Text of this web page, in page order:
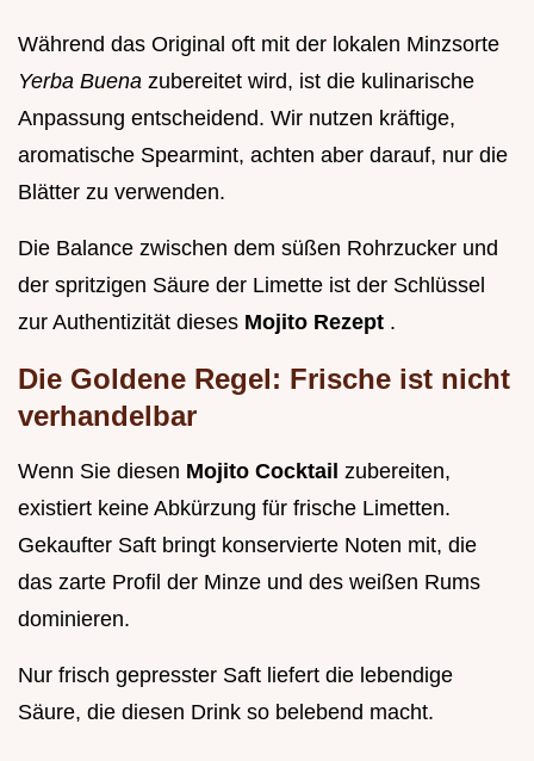
Während das Original oft mit der lokalen Minzsorte
Yerba Buena zubereitet wird, ist die kulinarische
Anpassung entscheidend. Wir nutzen kräftige,
aromatische Spearmint, achten aber darauf, nur die
Blätter zu verwenden.
Die Balance zwischen dem süßen Rohrzucker und
der spritzigen Säure der Limette ist der Schlüssel
zur Authentizität dieses Mojito Rezept .
Die Goldene Regel: Frische ist nicht
verhandelbar
Wenn Sie diesen Mojito Cocktail zubereiten,
existiert keine Abkürzung für frische Limetten.
Gekaufter Saft bringt konservierte Noten mit, die
das zarte Profil der Minze und des weißen Rums
dominieren.
Nur frisch gepresster Saft liefert die lebendige
Säure, die diesen Drink so belebend macht.